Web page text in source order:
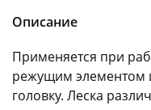
Описание
Применяется при
режущим элементом
головку. Леска